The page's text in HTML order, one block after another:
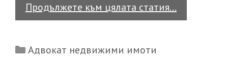
Продължете към цялата статия…
се
Categories
Адвокат недвижими имоти